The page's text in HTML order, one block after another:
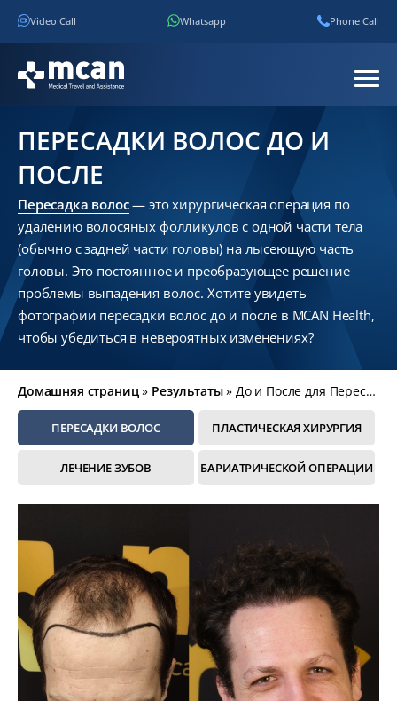
Video Call Whatsapp Phone Call
ПЕРЕСАДКИ ВОЛОС ДО И
ПОСЛЕ
Пересадка волос— это хирургическая операция по
удалению волосяных фолликулов с одной части тела
(обычно с задней части головы) на лысеющую часть
головы. Это постоянное и преобразующее решение
проблемы выпадения волос. Хотите увидеть
фотографии пересадки волос до и после в MCAN Health,
чтобы убедиться в невероятных изменениях?
Домашняя страниц» Результаты» До и После для Пересадки Волос
ПЕРЕСАДКИ ВОЛОС ПЛАСТИЧЕСКАЯ ХИРУРГИЯ
ЛЕЧЕНИЕ ЗУБОВ БАРИАТРИЧЕСКОЙ ОПЕРАЦИИ